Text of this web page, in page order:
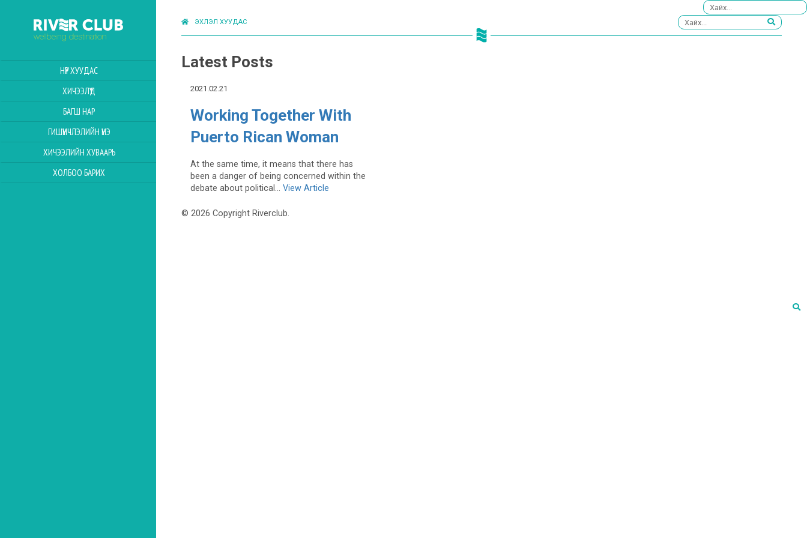
НҮҮР ХУУДАС
ХИЧЭЭЛҮҮД
БАГШ НАР
ГИШҮҮНЧЛЭЛИЙН ҮНЭ
ХИЧЭЭЛИЙН ХУВААРЬ
ХОЛБОО БАРИХ
ЭХЛЭЛ ХУУДАС
Latest Posts
2021.02.21
Working Together With
Puerto Rican Woman
At the same time, it means that there has
been a danger of being concerned within the
debate about political... View Article
© 2026 Copyright Riverclub.